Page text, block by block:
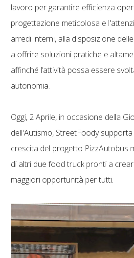
lavoro per garantire efficienza
progettazione meticolosa e
arredi interni, alla disposizione
a offrire soluzioni pratiche e
affinché l’attività possa essere
autonomia.
Oggi, 2 Aprile, in occasione della
dell'Autismo, StreetFoody
crescita del progetto PizzAutobus
di altri due food truck pronti a
maggiori opportunità per tutti.